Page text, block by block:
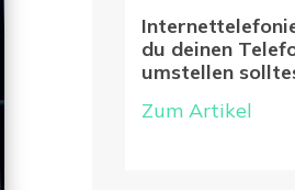
du deinen
umstellen
Zum Artikel